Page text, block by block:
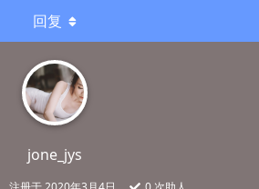
jone_jys
回复